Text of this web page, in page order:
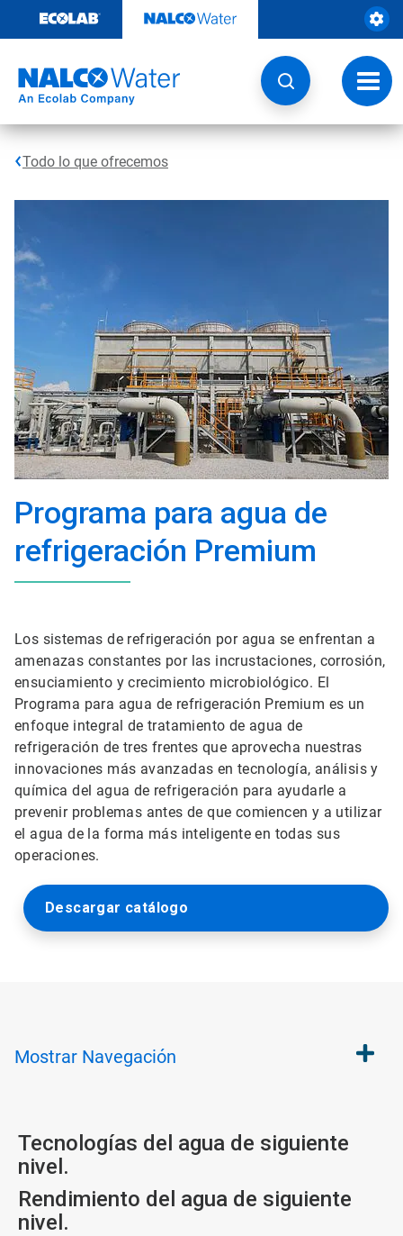
contenido
de
Todo lo que ofrecemos
Programa para agua de
refrigeración Premium
Los sistemas de refrigeración por agua se enfrentan a
amenazas constantes por las incrustaciones, corrosión,
ensuciamiento y crecimiento microbiológico. El
Programa para agua de refrigeración Premium es un
enfoque integral de tratamiento de agua de
refrigeración de tres frentes que aprovecha nuestras
innovaciones más avanzadas en tecnología, análisis y
química del agua de refrigeración para ayudarle a
prevenir problemas antes de que comiencen y a utilizar
el agua de la forma más inteligente en todas sus
operaciones.
Descargar catálogo
Mostrar Navegación
Tecnologías del agua de siguiente
nivel.
Rendimiento del agua de siguiente
nivel.